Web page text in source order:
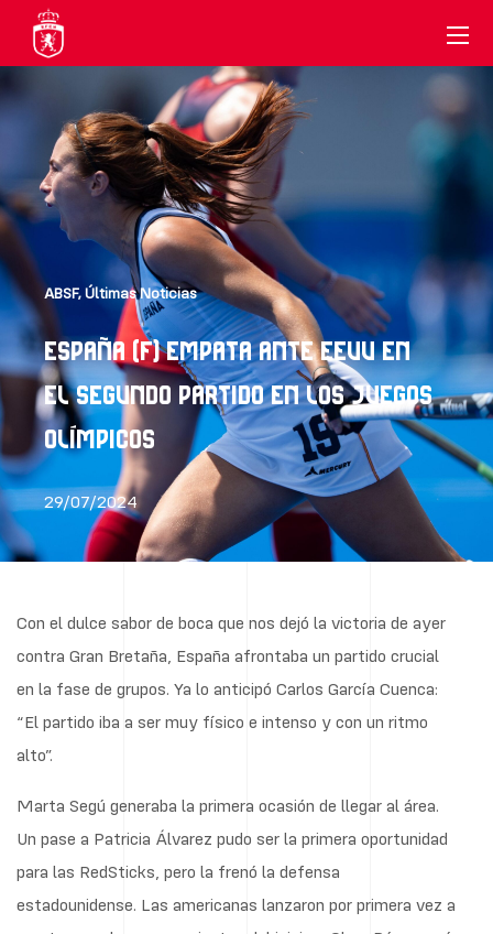
ABSF,Últimas Noticias
ESPAÑA (F) EMPATA ANTE EEUU EN
EL SEGUNDO PARTIDO EN LOS JUEGOS
OLÍMPICOS
29/07/2024
Con el dulce sabor de boca que nos dejó la victoria de ayer
contra Gran Bretaña, España afrontaba un partido crucial
en la fase de grupos. Ya lo anticipó Carlos García Cuenca:
“El partido iba a ser muy físico e intenso y con un ritmo
alto”.
Marta Segú generaba la primera ocasión de llegar al área.
Un pase a Patricia Álvarez pudo ser la primera oportunidad
para las RedSticks, pero la frenó la defensa
estadounidense. Las americanas lanzaron por primera vez a